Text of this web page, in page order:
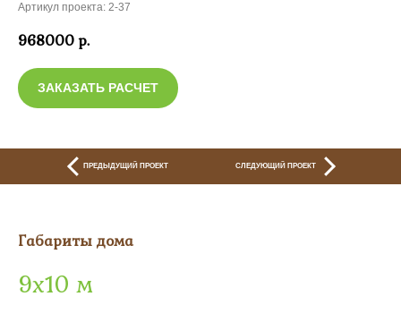
Артикул проекта: 2-37
968000р.
ЗАКАЗАТЬ РАСЧЕТ
ПРЕДЫДУЩИЙ ПРОЕКТ СЛЕДУЮЩИЙ ПРОЕКТ
Габариты дома
9х10 м